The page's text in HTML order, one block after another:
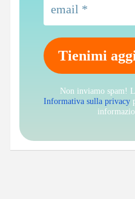
Non inviamo spam!
Informativa sulla privacy